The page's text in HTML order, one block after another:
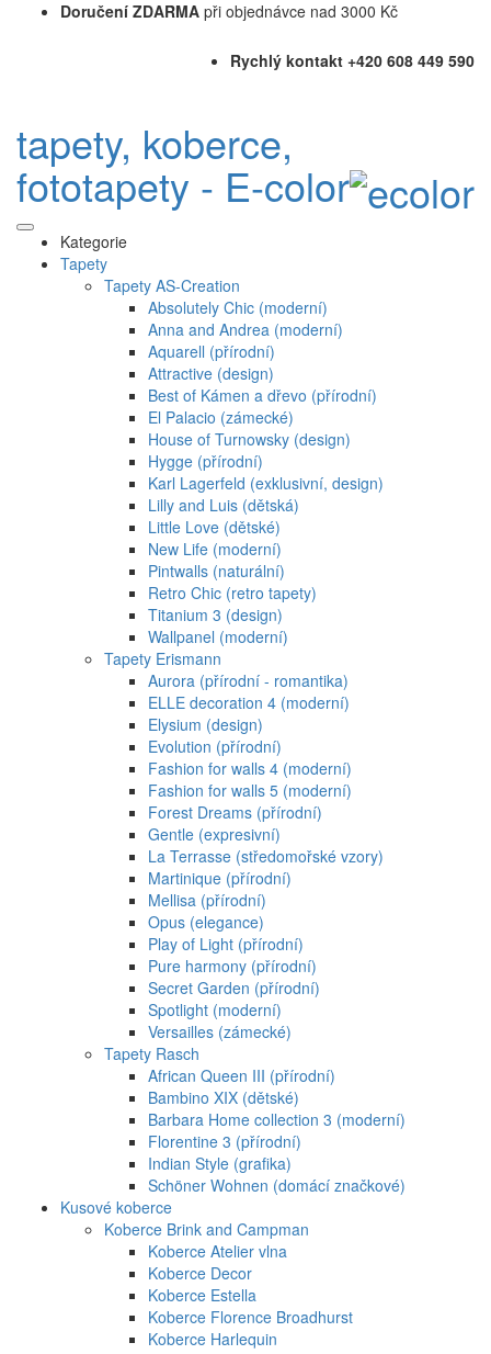
Doručení ZDARMA při objednávce nad 3000 Kč
Rychlý kontakt +420 608 449 590
tapety, koberce,
fototapety - E-color
Kategorie
Tapety
Tapety AS-Creation
Absolutely Chic (moderní)
Anna and Andrea (moderní)
Aquarell (přírodní)
Attractive (design)
Best of Kámen a dřevo (přírodní)
El Palacio (zámecké)
House of Turnowsky (design)
Hygge (přírodní)
Karl Lagerfeld (exklusivní, design)
Lilly and Luis (dětská)
Little Love (dětské)
New Life (moderní)
Pintwalls (naturální)
Retro Chic (retro tapety)
Titanium 3 (design)
Wallpanel (moderní)
Tapety Erismann
Aurora (přírodní - romantika)
ELLE decoration 4 (moderní)
Elysium (design)
Evolution (přírodní)
Fashion for walls 4 (moderní)
Fashion for walls 5 (moderní)
Forest Dreams (přírodní)
Gentle (expresivní)
La Terrasse (středomořské vzory)
Martinique (přírodní)
Mellisa (přírodní)
Opus (elegance)
Play of Light (přírodní)
Pure harmony (přírodní)
Secret Garden (přírodní)
Spotlight (moderní)
Versailles (zámecké)
Tapety Rasch
African Queen III (přírodní)
Bambino XIX (dětské)
Barbara Home collection 3 (moderní)
Florentine 3 (přírodní)
Indian Style (grafika)
Schöner Wohnen (domácí značkové)
Kusové koberce
Koberce Brink and Campman
Koberce Atelier vlna
Koberce Decor
Koberce Estella
Koberce Florence Broadhurst
Koberce Harlequin